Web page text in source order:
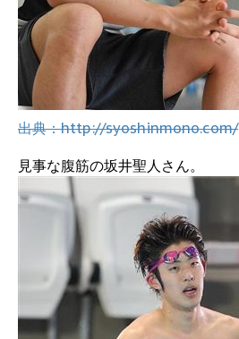
出典：http://syoshinmono.com/
見事な腹筋の坂井聖人さん。